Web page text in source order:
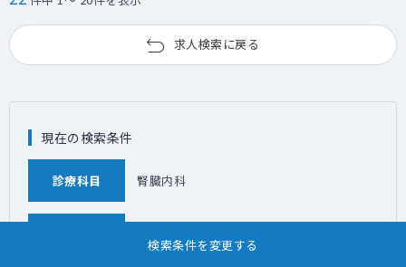
会・防災訓練への参加・
介護保険関係の意見書作成 等
求人検索に戻る
検索条件を変更する
現在の検索条件
診療科目 腎臓内科